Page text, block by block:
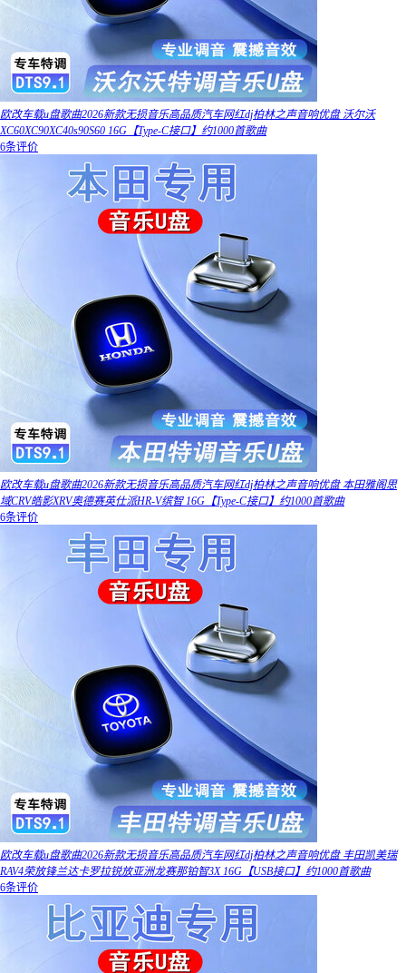
欧改车载u盘歌曲2026新款无损音乐高品质汽车网红dj柏林之声音响优盘 沃尔沃
XC60XC90XC40s90S60 16G【Type-C接口】约1000首歌曲
6条评价
欧改车载u盘歌曲2026新款无损音乐高品质汽车网红dj柏林之声音响优盘 本田雅阁思
域CRV皓影XRV奥德赛英仕派HR-V缤智 16G【Type-C接口】约1000首歌曲
6条评价
欧改车载u盘歌曲2026新款无损音乐高品质汽车网红dj柏林之声音响优盘 丰田凯美瑞
RAV4荣放锋兰达卡罗拉锐放亚洲龙赛那铂智3X 16G【USB接口】约1000首歌曲
6条评价